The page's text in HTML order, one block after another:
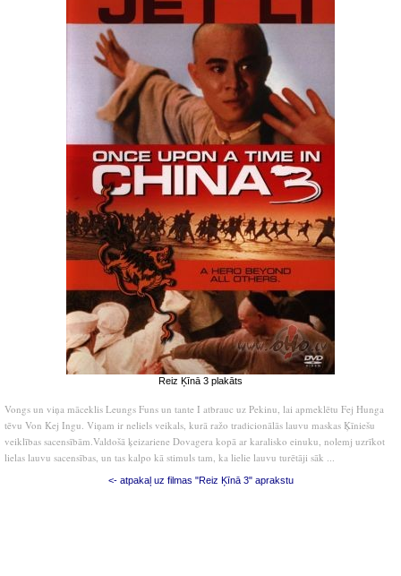
Reiz Ķīnā 3 plakāts
Vongs un viņa māceklis Leungs Funs un tante I atbrauc uz Pekinu, lai apmeklētu Fej Hunga
tēvu Von Kej Ingu. Viņam ir neliels veikals, kurā ražo tradicionālās lauvu maskas Ķīniešu
veiklības sacensībām.Valdošā ķeizariene Dovagera kopā ar karalisko einuku, nolemj uzrīkot
lielas lauvu sacensības, un tas kalpo kā stimuls tam, ka lielie lauvu turētāji sāk ...
<- atpakaļ uz filmas "Reiz Ķīnā 3" aprakstu